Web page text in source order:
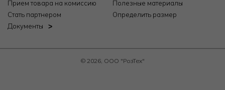
Прием товара на комиссию
Стать партнером
Документы
Полезные материалы
Определить размер
© 2026, ООО "РозТех"